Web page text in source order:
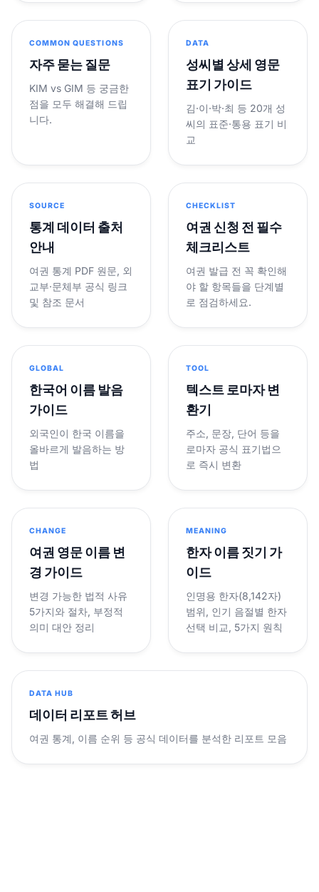
COMMON QUESTIONS
자주 묻는 질문
KIM vs GIM 등 궁금한
점을 모두 해결해 드립
니다.
DATA
성씨별 상세 영문
표기 가이드
김·이·박·최 등 20개 성
씨의 표준·통용 표기 비
교
SOURCE
통계 데이터 출처
안내
여권 통계 PDF 원문, 외
교부·문체부 공식 링크
및 참조 문서
CHECKLIST
여권 신청 전 필수
체크리스트
여권 발급 전 꼭 확인해
야 할 항목들을 단계별
로 점검하세요.
GLOBAL
한국어 이름 발음
가이드
외국인이 한국 이름을
올바르게 발음하는 방
법
TOOL
텍스트 로마자 변
환기
주소, 문장, 단어 등을
로마자 공식 표기법으
로 즉시 변환
CHANGE
여권 영문 이름 변
경 가이드
변경 가능한 법적 사유
5가지와 절차, 부정적
의미 대안 정리
MEANING
한자 이름 짓기 가
이드
인명용 한자(8,142자)
범위, 인기 음절별 한자
선택 비교, 5가지 원칙
DATA HUB
데이터 리포트 허브
여권 통계, 이름 순위 등 공식 데이터를 분석한 리포트 모음